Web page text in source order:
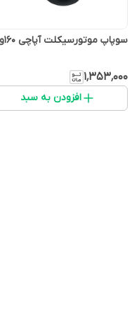
سوپاپ موتورسیکلت آپاچی ۱۶۰و۱۸۰
۱٬۳۵۳٬۰۰۰
افزودن به سبد